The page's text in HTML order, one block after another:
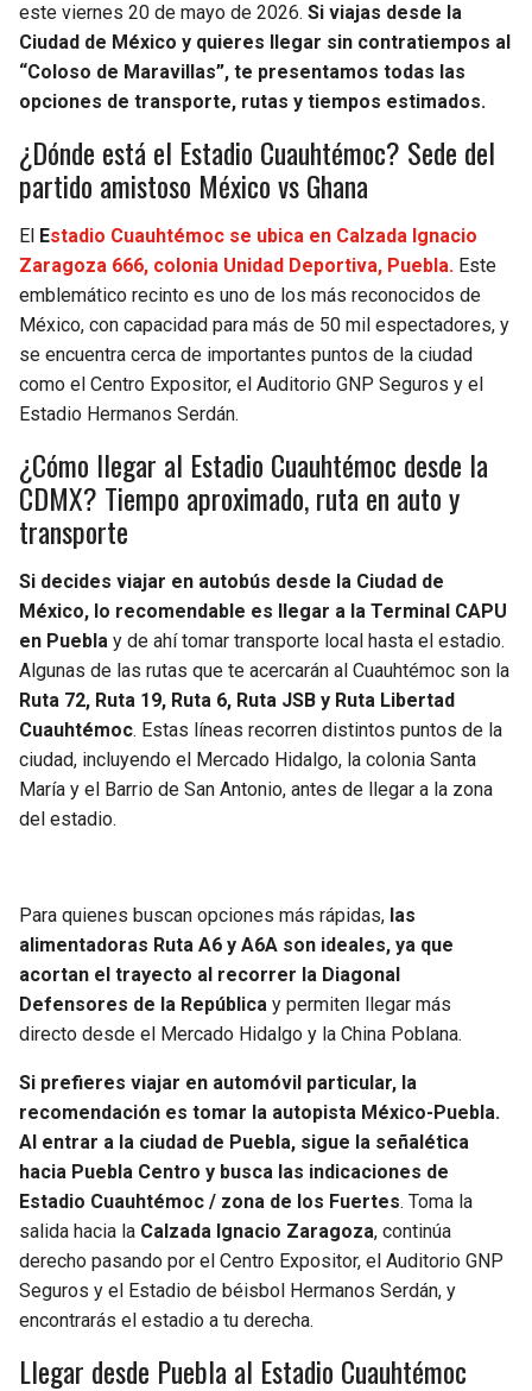
PACKERS
FALCONS
SAINTS
BUCCANEERS
TIMBERWOLVES
TRAIL BLAZERS
este viernes 20 de mayo de 2026. Si viajas desde la
Ciudad de México y quieres llegar sin contratiempos al
“Coloso de Maravillas”, te presentamos todas las
opciones de transporte, rutas y tiempos estimados.
¿Dónde está el Estadio Cuauhtémoc? Sede del
partido amistoso México vs Ghana
El Estadio Cuauhtémoc se ubica en Calzada Ignacio
Zaragoza 666, colonia Unidad Deportiva, Puebla. Este
emblemático recinto es uno de los más reconocidos de
México, con capacidad para más de 50 mil espectadores, y
se encuentra cerca de importantes puntos de la ciudad
como el Centro Expositor, el Auditorio GNP Seguros y el
Estadio Hermanos Serdán.
¿Cómo llegar al Estadio Cuauhtémoc desde la
CDMX? Tiempo aproximado, ruta en auto y
transporte
Si decides viajar en autobús desde la Ciudad de
México, lo recomendable es llegar a la Terminal CAPU
en Puebla y de ahí tomar transporte local hasta el estadio.
Algunas de las rutas que te acercarán al Cuauhtémoc son la
Ruta 72, Ruta 19, Ruta 6, Ruta JSB y Ruta Libertad
Cuauhtémoc. Estas líneas recorren distintos puntos de la
ciudad, incluyendo el Mercado Hidalgo, la colonia Santa
María y el Barrio de San Antonio, antes de llegar a la zona
del estadio.
Para quienes buscan opciones más rápidas, las
alimentadoras Ruta A6 y A6A son ideales, ya que
acortan el trayecto al recorrer la Diagonal
Defensores de la República y permiten llegar más
directo desde el Mercado Hidalgo y la China Poblana.
Si prefieres viajar en automóvil particular, la
recomendación es tomar la autopista México-Puebla.
Al entrar a la ciudad de Puebla, sigue la señalética
hacia Puebla Centro y busca las indicaciones de
Estadio Cuauhtémoc / zona de los Fuertes. Toma la
salida hacia la Calzada Ignacio Zaragoza, continúa
derecho pasando por el Centro Expositor, el Auditorio GNP
Seguros y el Estadio de béisbol Hermanos Serdán, y
encontrarás el estadio a tu derecha.
Llegar desde Puebla al Estadio Cuauhtémoc